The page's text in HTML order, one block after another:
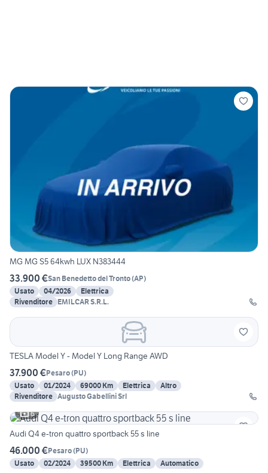
MG MG S5 64kwh LUX N383444
33.900 €San Benedetto del Tronto(AP)
Usato
04/2026
Elettrica
Rivenditore EMILCAR S.R.L.
TESLA Model Y - Model Y Long Range AWD
37.900 €Pesaro(PU)
Usato
01/2024 69000 Km Elettrica
Altro
Rivenditore Augusto Gabellini Srl
6
Audi Q4 e-tron quattro sportback 55 s line
46.000 €Pesaro(PU)
Usato
02/2024 39500 Km Elettrica Automatico